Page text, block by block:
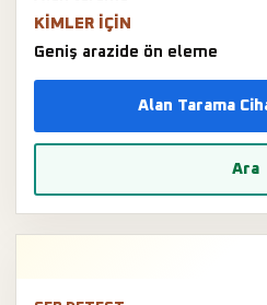
KIMLER IÇIN
Geniş arazide ön eleme
Alan Tarama
Ara